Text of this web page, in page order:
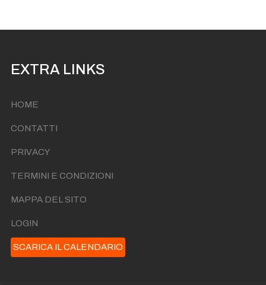
EXTRA LINKS
HOME
CONTATTI
PRIVACY
TERMINI E CONDIZIONI
MAPPA DEL SITO
LOGIN
SCARICA IL CALENDARIO